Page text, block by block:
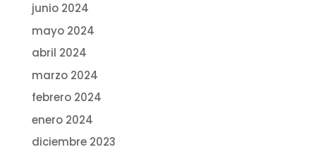
junio 2024
mayo 2024
abril 2024
marzo 2024
febrero 2024
enero 2024
diciembre 2023